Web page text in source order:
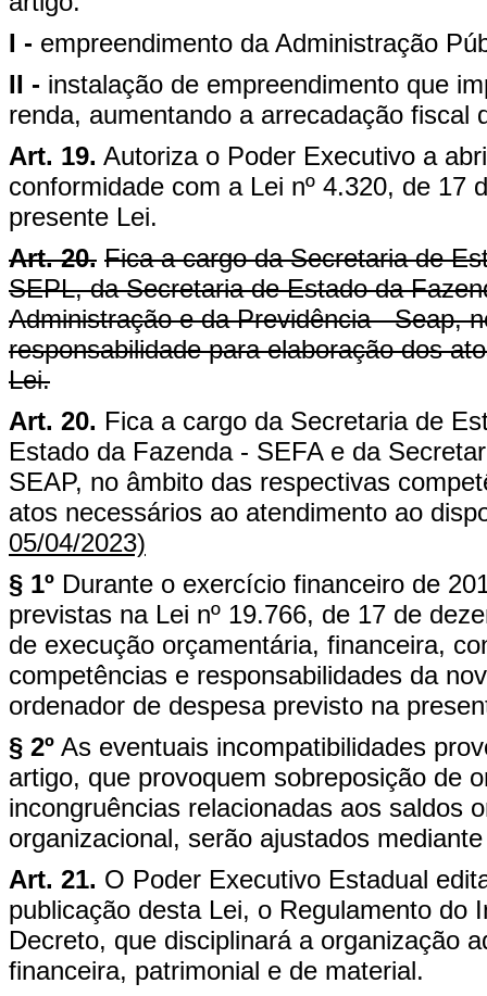
I - empreendimento da Administração
II - instalação de empreendimento que
renda, aumentando a arrecadação
Art. 19. Autoriza o Poder Executivo a
conformidade com a Lei nº 4.320, de 17
presente Lei.
Art. 20. Fica a cargo da Secretaria de
SEPL, da Secretaria de Estado da
Administração e da Previdência - Seap,
responsabilidade para elaboração dos
Lei.
Art. 20. Fica a cargo da Secretaria de
Estado da Fazenda - SEFA e da
SEAP, no âmbito das respectivas
atos necessários ao atendimento ao
05/04/2023)
§ 1º Durante o exercício financeiro de
previstas na Lei nº 19.766, de 17 de
de execução orçamentária, financeira,
competências e responsabilidades da
ordenador de despesa previsto na
§ 2º As eventuais incompatibilidades
artigo, que provoquem sobreposição de
incongruências relacionadas aos saldos
organizacional, serão ajustados
Art. 21. O Poder Executivo Estadual
publicação desta Lei, o Regulamento do
Decreto, que disciplinará a organização
financeira, patrimonial e de material.